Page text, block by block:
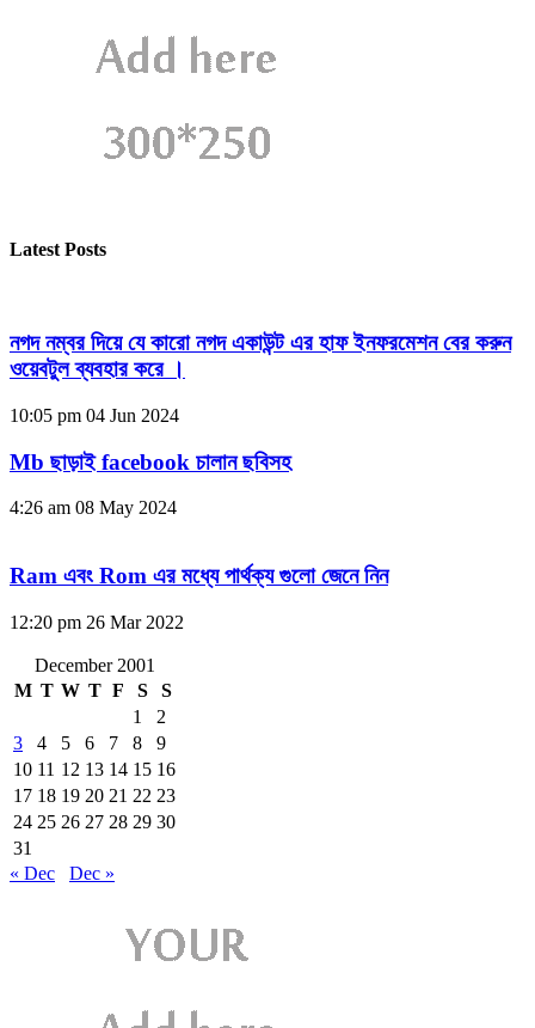
Latest Posts
নগদ নম্বর দিয়ে যে কারো নগদ একাউন্ট এর হাফ ইনফরমেশন বের করুন
ওয়েবটুল ব্যবহার করে ।
10:05 pm 04 Jun 2024
Mb ছাড়াই facebook চালান ছবিসহ
4:26 am 08 May 2024
Ram এবং Rom এর মধ্যে পার্থক্য গুলো জেনে নিন
12:20 pm 26 Mar 2022
December 2001
M T W T F S
S
1
2
3
4 5 6 7 8
9
10 11 12 13 14 15 16
17 18 19 20 21 22 23
24 25 26 27 28 29 30
31
« Dec
Dec »